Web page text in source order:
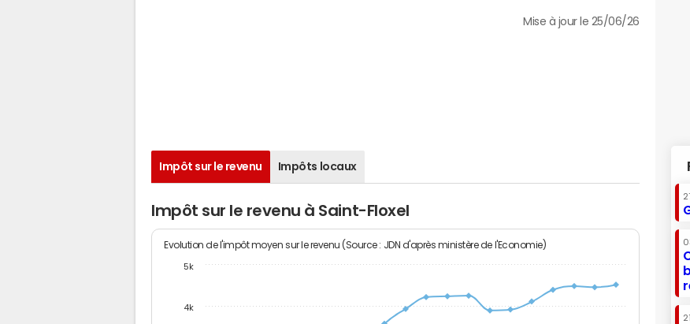
Mise à jour le 25/06/26
Impôt sur le revenu Impôts locaux
Impôt sur le revenu à Saint-Floxel
Evolution de l'impôt moyen sur le revenu (Source : JDN d'après ministère de l'Economie)
4k
5k